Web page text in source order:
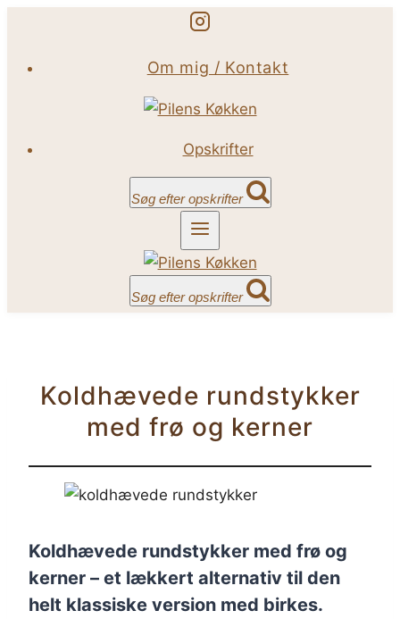
indhold
Om mig / Kontakt
Opskrifter
Søg efter opskrifter
Søg efter opskrifter
Koldhævede rundstykker
med frø og kerner
Koldhævede rundstykker med frø og
kerner – et lækkert alternativ til den
helt klassiske version med birkes.